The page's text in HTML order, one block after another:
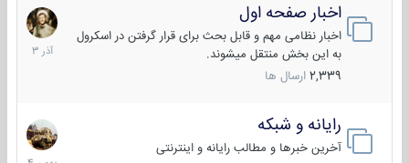
اخبار صفحه اول
اخبار نظامی مهم و قابل بحث برای قرار گرفتن در اسکرول
به این بخش منتقل میشوند.
2,339 ارسال ها
7
آذر
1403
رایانه و شبکه
آخرین خبرها و مطالب رایانه و اینترنتی
30
بهمن